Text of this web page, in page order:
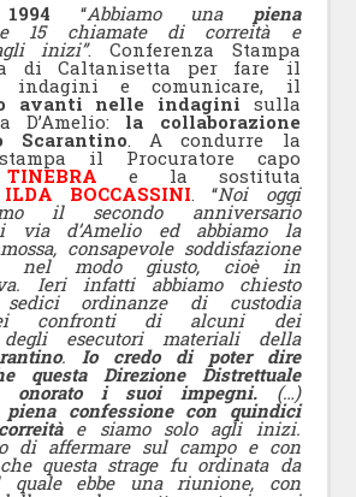
“Abbiamo una piena
chiamate di correità e
inizi”. Conferenza Stampa
di Caltanisetta per fare il
indagini e comunicare, il
avanti nelle indagini sulla
D’Amelio: la collaborazione
Scarantino. A condurre la
il Procuratore capo
e la sostituta
ILDA BOCCASSINI. “Noi oggi
il secondo anniversario
via d’Amelio ed abbiamo la
consapevole soddisfazione
nel modo giusto, cioè in
Ieri infatti abbiamo chiesto
ordinanze di custodia
confronti di alcuni dei
esecutori materiali della
. Io credo di poter dire
questa Direzione Distrettuale
onorato i suoi impegni.(…)
confessione con quindici
e siamo solo agli inizi.
di affermare sul campo e con
questa strage fu ordinata da
quale ebbe una riunione, con